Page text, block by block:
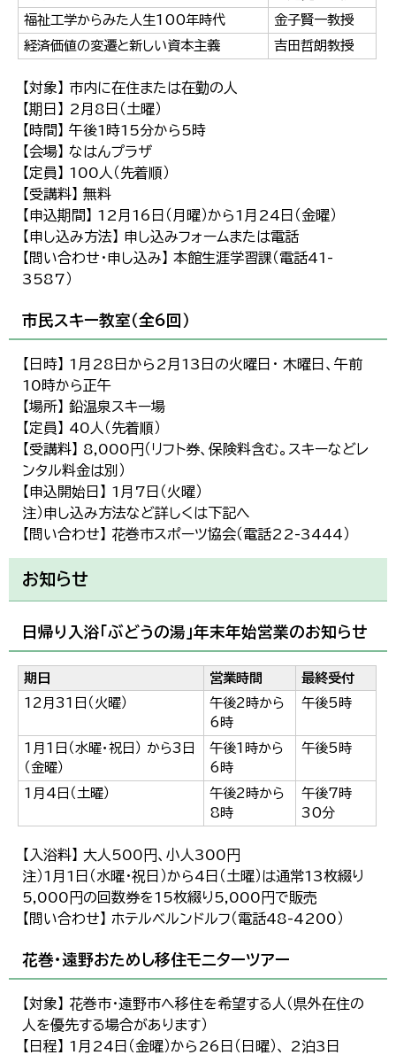
福祉工学からみた人生100年時代
金子賢一教授
経済価値の変遷と新しい資本主義
吉田哲朗教授
【対象】 市内に在住または在勤の人
【期日】 2月8日（土曜）
【時間】 午後1時15分から5時
【会場】 なはんプラザ
【定員】 100人（先着順）
【受講料】 無料
【申込期間】 12月16日（月曜）から1月24日（金曜）
【申し込み方法】 申し込みフォームまたは電話
【問い合わせ・申し込み】 本館生涯学習課（電話41-
3587）
市民スキー教室（全6回）
【日時】 1月28日から2月13日の火曜日・ 木曜日、午前
10時から正午
【場所】 鉛温泉スキー場
【定員】 40人（先着順）
【受講料】 8,000円（リフト券、保険料含む。スキーなどレ
ンタル料金は別）
【申込開始日】 1月7日（火曜）
注）申し込み方法など詳しくは下記へ
【問い合わせ】 花巻市スポーツ協会（電話22-3444）
お知らせ
日帰り入浴「ぶどうの湯」年末年始営業のお知らせ
期日 営業時間
最終受付
12月31日（火曜）
午後2時から
6時
午後5時
1月1日（水曜・祝日） から3日
（金曜）
午後1時から
6時
午後5時
1月4日（土曜）
午後2時から
8時
午後7時
30分
【入浴料】 大人500円、小人300円
注）1月1日（水曜・祝日）から4日（土曜）は通常13枚綴り
5,000円の回数券を15枚綴り5,000円で販売
【問い合わせ】 ホテルベルンドルフ（電話48-4200）
花巻・遠野おためし移住モニターツアー
【対象】 花巻市・遠野市へ移住を希望する人（県外在住の
人を優先する場合があります）
【日程】 1月24日（金曜）から26日（日曜）、 2泊3日